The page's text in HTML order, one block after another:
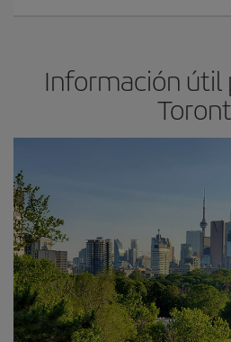
Información útil